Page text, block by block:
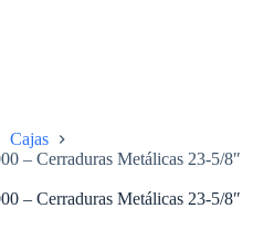
Cajas
– Cerraduras Metálicas 23-5/8″
– Cerraduras Metálicas 23-5/8″